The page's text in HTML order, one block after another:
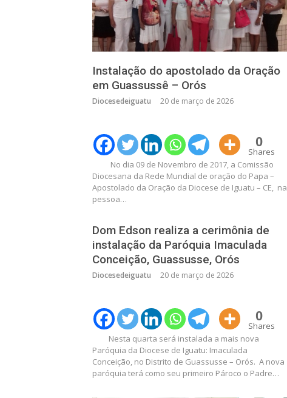
Instalação do apostolado da Oração
em Guassussê – Orós
Diocesedeiguatu 20 de março de 2026
0
Shares
No dia 09 de Novembro de 2017, a Comissão
Diocesana da Rede Mundial de oração do Papa –
Apostolado da Oração da Diocese de Iguatu – CE, na
pessoa…
Dom Edson realiza a cerimônia de
instalação da Paróquia Imaculada
Conceição, Guassusse, Orós
Diocesedeiguatu 20 de março de 2026
0
Shares
Nesta quarta será instalada a mais nova
Paróquia da Diocese de Iguatu: Imaculada
Conceição, no Distrito de Guassusse – Orós. A nova
paróquia terá como seu primeiro Pároco o Padre…